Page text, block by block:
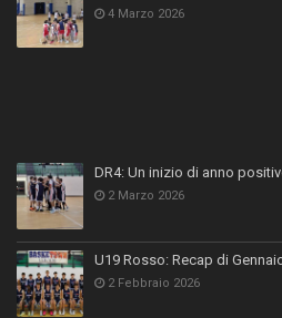
4 Marzo 2026
DR4: Un inizio di anno
2 Marzo 2026
U19 Rosso: Recap di
2 Febbraio 2026